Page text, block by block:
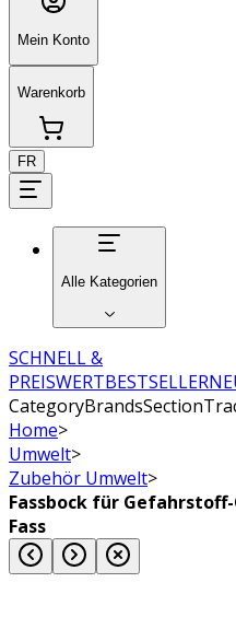
Mein Konto
Warenkorb
FR
Alle Kategorien
SCHNELL &
PREISWERTBESTSELLER
Home>
Umwelt>
Zubehör Umwelt>
Fassbock für
Fass